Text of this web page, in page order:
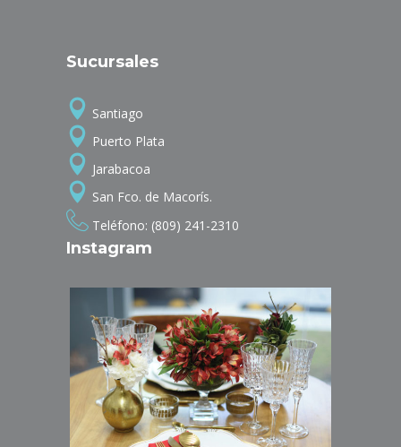
Sucursales
Santiago
Puerto Plata
Jarabacoa
San Fco. de Macorís.
Teléfono: (809) 241-2310
Instagram